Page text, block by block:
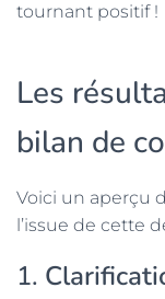
tournant positif !
Les
bilan de
Voici un aperçu
l’issue de cette
1.